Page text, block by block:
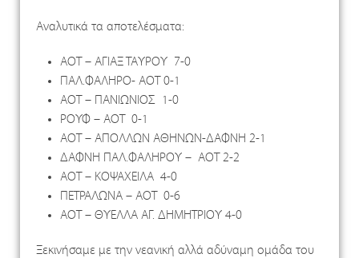
Αναλυτικά τα αποτελέσματα:
ΑΟΤ – ΑΓΙΑΞ ΤΑΥΡΟΥ 7-0
ΠΑΛ.ΦΑΛΗΡΟ- ΑΟΤ 0-1
ΑΟΤ – ΠΑΝΙΩΝΙΟΣ 1-0
ΡΟΥΦ – ΑΟΤ 0-1
ΑΟΤ – ΑΠΟΛΛΩΝ ΑΘΗΝΩΝ-ΔΑΦΝΗ 2-1
ΔΑΦΝΗ ΠΑΛ.ΦΑΛΗΡΟΥ – ΑΟΤ 2-2
ΑΟΤ – ΚΟΨΑΧΕΙΛΑ 4-0
ΠΕΤΡΑΛΩΝΑ – ΑΟΤ 0-6
ΑΟΤ – ΘΥΕΛΛΑ ΑΓ. ΔΗΜΗΤΡΙΟΥ 4-0
Ξεκινήσαμε με την νεανική αλλά αδύναμη ομάδα του